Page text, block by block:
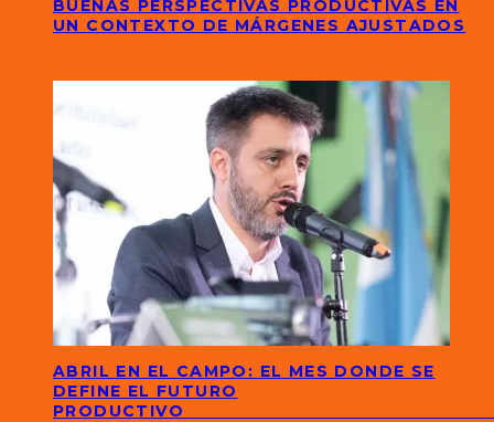
BUENAS PERSPECTIVAS PRODUCTIVAS EN
UN CONTEXTO DE MÁRGENES AJUSTADOS
ABRIL EN EL CAMPO: EL MES DONDE SE
DEFINE EL FUTURO
PRODUCTIVO